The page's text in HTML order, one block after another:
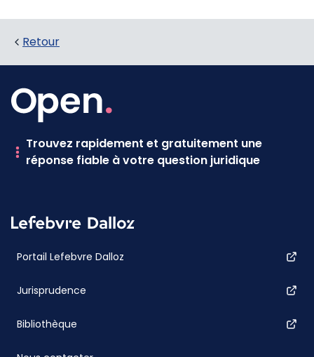
Retour
Trouvez rapidement et gratuitement une
réponse fiable à votre question juridique
Portail Lefebvre Dalloz
Jurisprudence
Bibliothèque